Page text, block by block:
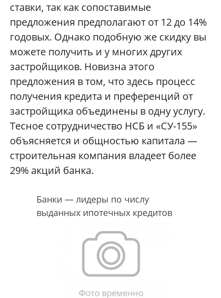
ставки, так как сопоставимые
предложения предполагают от 12 до 14%
годовых. Однако подобную же скидку вы
можете получить и у многих других
застройщиков. Новизна этого
предложения в том, что здесь процесс
получения кредита и преференций от
застройщика объединены в одну услугу.
Тесное сотрудничество НСБ и «СУ-155»
объясняется и общностью капитала —
строительная компания владеет более
29% акций банка.
Банки — лидеры по числу
выданных ипотечных кредитов